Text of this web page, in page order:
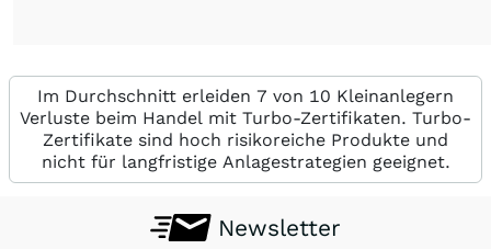
Im Durchschnitt erleiden 7 von 10 Kleinanlegern
Verluste beim Handel mit Turbo-Zertifikaten. Turbo-
Zertifikate sind hoch risikoreiche Produkte und
nicht für langfristige Anlagestrategien geeignet.
Newsletter